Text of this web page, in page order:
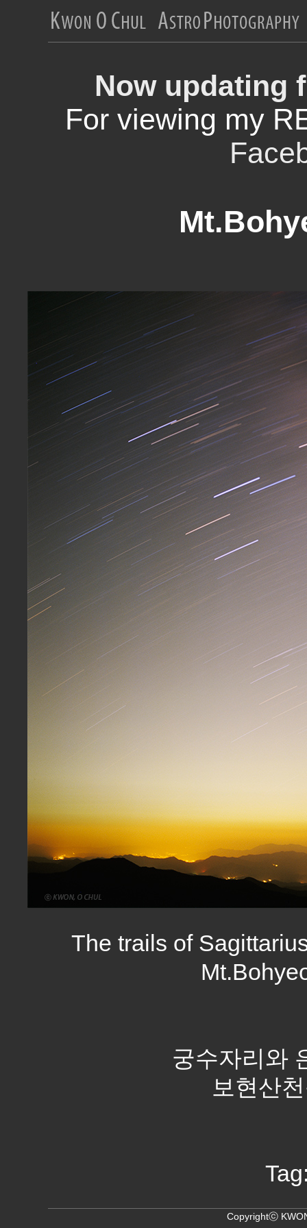
Now updating
For viewing my
The trails of
궁수자리와
보현산
Copyrightⓒ